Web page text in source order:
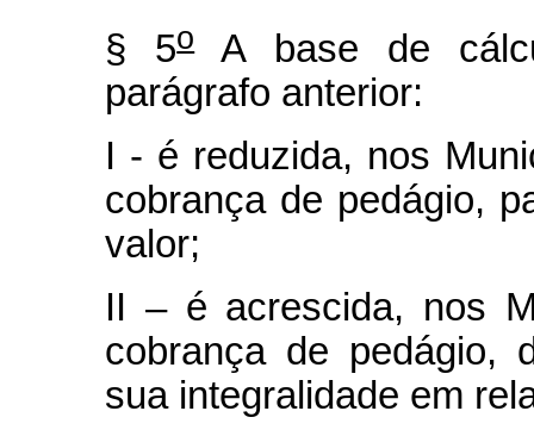
§ 5oA base de
parágrafo anterior:
I - é reduzida, nos
cobrança de pedágio,
valor;
II – é acrescida, nos
cobrança de pedágio,
sua integralidade em